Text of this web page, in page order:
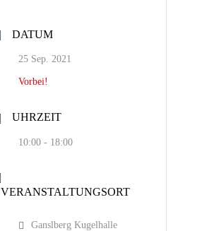
DATUM
25 Sep. 2021
Vorbei!
UHRZEIT
10:00 - 18:00
VERANSTALTUNGSORT
Ganslberg Kugelhalle